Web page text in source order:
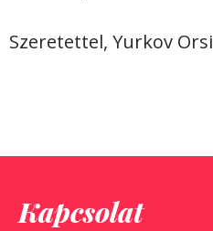
Szeretettel, Yurkov Orsi
Kapcsolat